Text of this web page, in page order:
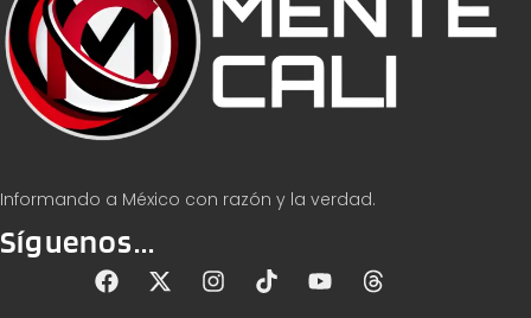
Informando a México con razón y la verdad.
Síguenos...